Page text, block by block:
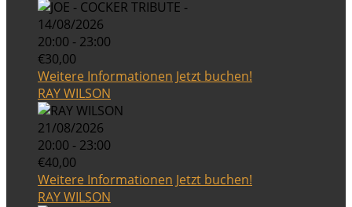
14/08/2026
20:00 - 23:00
€30,00
Weitere Informationen Jetzt buchen!
RAY WILSON
21/08/2026
20:00 - 23:00
€40,00
Weitere Informationen Jetzt buchen!
RAY WILSON